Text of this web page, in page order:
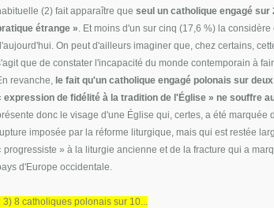
(2) fait apparaître que seul un catholique engagé
étrange ». Et moins d'un sur cinq (17,6 %) la
On peut d'ailleurs imaginer que, chez certains,
que de constater l'incapacité du monde contemporain à
revanche, le fait qu'un catholique engagé polonais sur
expression de fidélité à la tradition de l'Église » ne souffre
donc le visage d'une Église qui, certes, a été marquée
imposée par la réforme liturgique, mais qui est restée
progressiste » à la liturgie ancienne et de la fracture qui a
d'Europe occidentale.
3) 8 catholiques polonais sur 10...